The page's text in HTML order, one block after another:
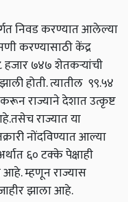
निवड करण्यात आलेल्या
करण्यासाठी केंद्र
हजार ७४७ शेतकऱ्यांची
होती. त्यातील ९९.५४
राज्याने देशात उत्कृष्ट
तसेच राज्यात या
नोंदविण्यात आल्या
६० टक्के पेक्षाही
आहे. म्हणून राज्यास
झाला आहे.